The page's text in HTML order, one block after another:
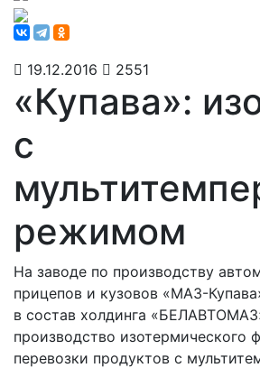
19.12.2016 2551
«Купава»:
с
режимом
На заводе по производству
прицепов и кузовов «МАЗ-
в состав холдинга
производство изотермического
перевозки продуктов с